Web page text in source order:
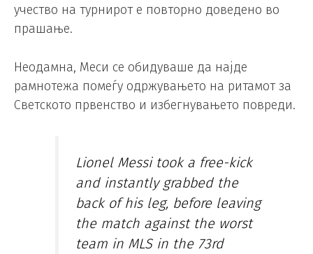
учество на турнирот е повторно доведено во
прашање.
Неодамна, Меси се обидуваше да најде
рамнотежа помеѓу одржувањето на ритамот за
Светското првенство и избегнувањето повреди.
Lionel Messi took a free-kick
and instantly grabbed the
back of his leg, before leaving
the match against the worst
team in MLS in the 73rd